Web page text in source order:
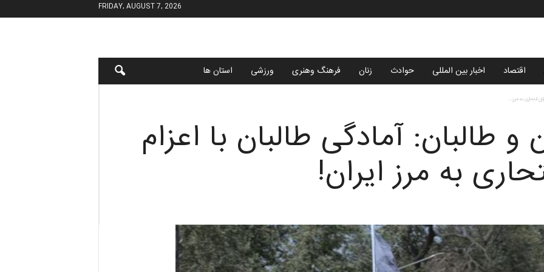
FRIDAY, AUGUST 7, 2026
اقتصاد اخبار بین المللی حوادث زنان فرهنگ وهنری ورزشی استان ها
انتحاری به مرز...
طالبان: آمادگی طالبان با اعزام
به مرز ایران!